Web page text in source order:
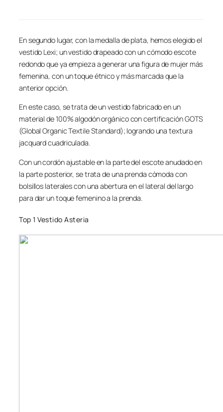
En segundo lugar, con la medalla de plata, hemos elegido el
vestido Lexi; un vestido drapeado con un cómodo escote
redondo que ya empieza a generar una figura de mujer más
femenina, con un toque étnico y más marcada que la
anterior opción.
En este caso, se trata de un vestido fabricado en un
material de 100% algodón orgánico con certificación GOTS
(Global Organic Textile Standard); logrando una textura
jacquard cuadriculada.
Con un cordón ajustable en la parte del escote anudado en
la parte posterior, se trata de una prenda cómoda con
bolsillos laterales con una abertura en el lateral del largo
para dar un toque femenino a la prenda.
Top 1 Vestido Asteria